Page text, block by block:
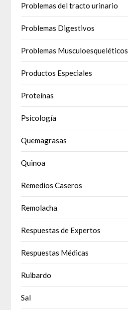
Problemas del tracto urinario
Problemas Digestivos
Problemas Musculoesqueléticos
Productos Especiales
Proteínas
Psicología
Quemagrasas
Quinoa
Remedios Caseros
Remolacha
Respuestas de Expertos
Respuestas Médicas
Ruibardo
Sal